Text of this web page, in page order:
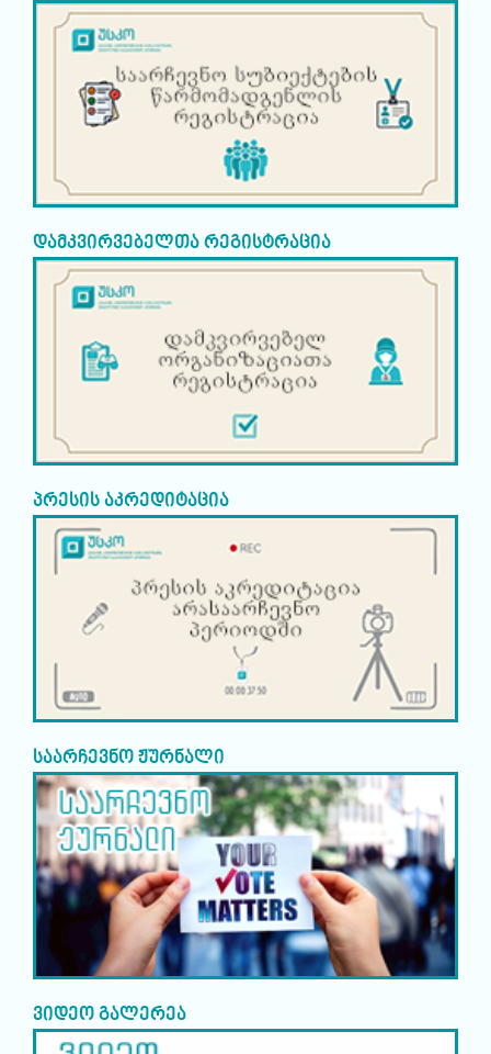
დამკვირვებელთა რეგისტრაცია
პრესის აკრედიტაცია
საარჩევნო ჟურნალი
ვიდეო გალერეა